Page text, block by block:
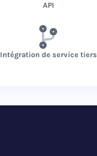
API
Intégration de service tiers